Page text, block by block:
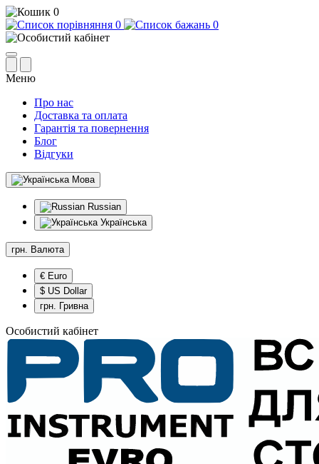
0
0
0
Меню
Про нас
Доставка та оплата
Гарантія та повернення
Блог
Відгуки
Мова
Russian
Українська
грн. Валюта
€ Euro
$ US Dollar
грн. Гривна
Особистий кабінет